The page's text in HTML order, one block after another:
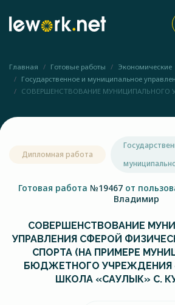
Главная Готовые работы
Экономические
Государственное и муниципальное
СОВЕРШЕНСТВОВАНИЕ МУНИЦИПАЛЬНОГО
Дипломная работа
Готовая работа №19467 от
Владимир
СОВЕРШЕНСТВОВАНИЕ
УПРАВЛЕНИЯ СФЕРОЙ
СПОРТА (НА ПРИМЕРЕ
БЮДЖЕТНОГО УЧРЕЖДЕНИЯ
ШКОЛА «САУЛЫК» С.